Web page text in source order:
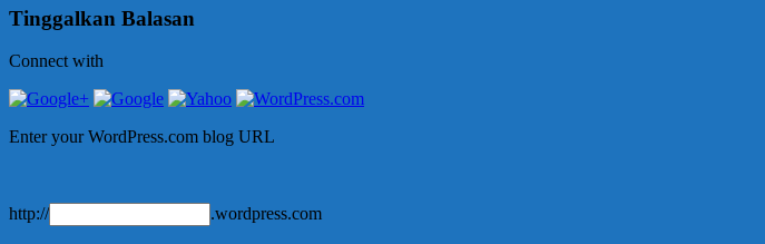
Tinggalkan Balasan
Connect with
Enter your WordPress.com blog URL
http:// .wordpress.com